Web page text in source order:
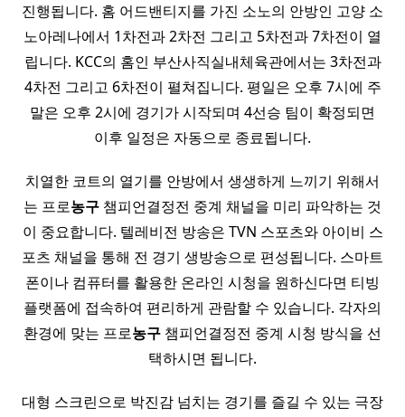
진행됩니다. 홈 어드밴티지를 가진 소노의 안방인 고양 소
노아레나에서 1차전과 2차전 그리고 5차전과 7차전이 열
립니다. KCC의 홈인 부산사직실내체육관에서는 3차전과
4차전 그리고 6차전이 펼쳐집니다. 평일은 오후 7시에 주
말은 오후 2시에 경기가 시작되며 4선승 팀이 확정되면
이후 일정은 자동으로 종료됩니다.
치열한 코트의 열기를 안방에서 생생하게 느끼기 위해서
는 프로농구 챔피언결정전 중계 채널을 미리 파악하는 것
이 중요합니다. 텔레비전 방송은 TVN 스포츠와 아이비 스
포츠 채널을 통해 전 경기 생방송으로 편성됩니다. 스마트
폰이나 컴퓨터를 활용한 온라인 시청을 원하신다면 티빙
플랫폼에 접속하여 편리하게 관람할 수 있습니다. 각자의
환경에 맞는 프로농구 챔피언결정전 중계 시청 방식을 선
택하시면 됩니다.
대형 스크린으로 박진감 넘치는 경기를 즐길 수 있는 극장